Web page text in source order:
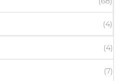
(4)
(4)
(7)